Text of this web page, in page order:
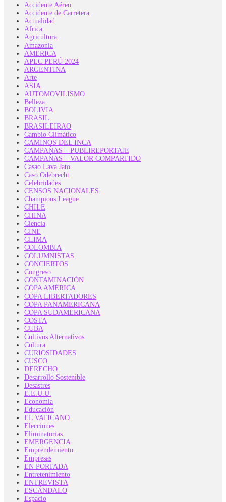
Accidente Aéreo
Accidente de Carretera
Actualidad
Africa
Agricultura
Amazonía
AMERICA
APEC PERÚ 2024
ARGENTINA
Arte
ASIA
AUTOMOVILISMO
Belleza
BOLIVIA
BRASIL
BRASILEIRAO
Cambio Climático
CAMINOS DEL INCA
CAMPAÑAS – PUBLIREPORTAJE
CAMPAÑAS – VALOR COMPARTIDO
Casao Lava Jato
Caso Odebrecht
Celebridades
CENSOS NACIONALES
Champions League
CHILE
CHINA
Ciencia
CINE
CLIMA
COLOMBIA
COLUMNISTAS
CONCIERTOS
Congreso
CONTAMINACIÓN
COPA AMÉRICA
COPA LIBERTADORES
COPA PANAMERICANA
COPA SUDAMERICANA
COSTA
CUBA
Cultivos Alternativos
Cultura
CURIOSIDADES
CUSCO
DERECHO
Desarrollo Sostenible
Desastres
E.E.U.U.
Economía
Educación
EL VATICANO
Elecciones
Eliminatorias
EMERGENCIA
Emprendemiento
Empresas
EN PORTADA
Entretenimiento
ENTREVISTA
ESCÁNDALO
Espacio